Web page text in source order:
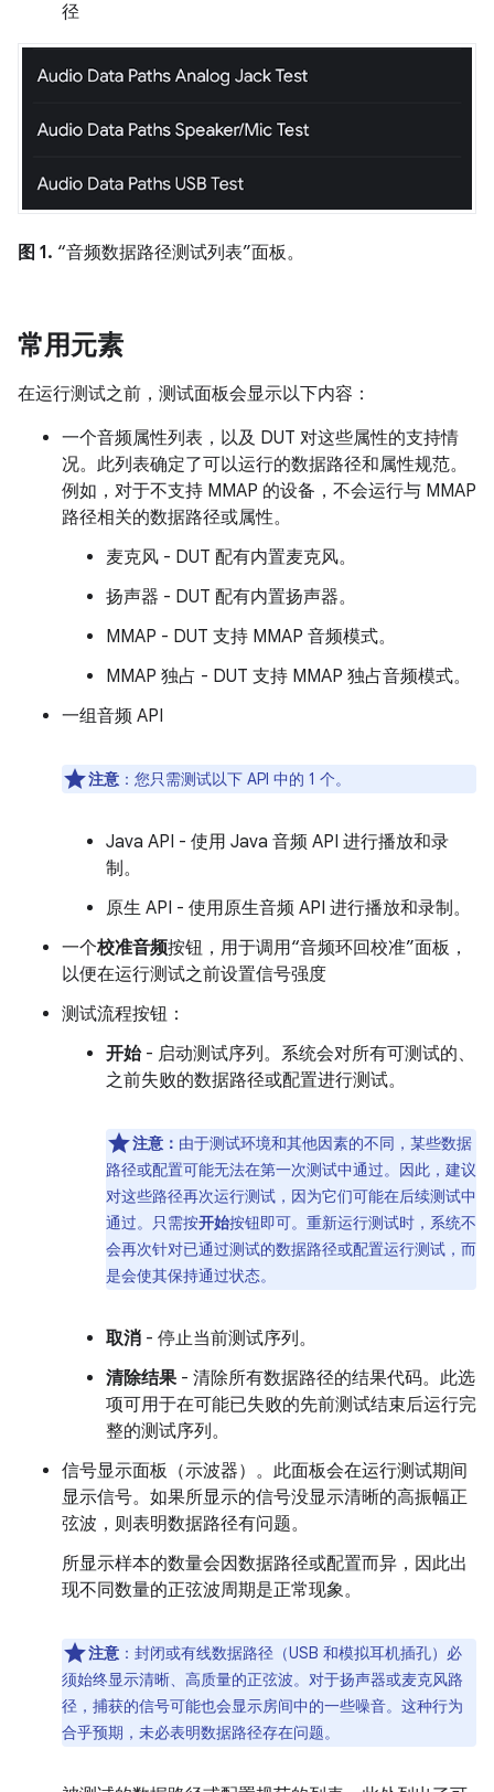
径
图 1. “音频数据路径测试列表”面板。
常用元素
在运行测试之前，测试面板会显示以下内容：
一个音频属性列表，以及 DUT 对这些属性的支持情
况。此列表确定了可以运行的数据路径和属性规范。
例如，对于不支持 MMAP 的设备，不会运行与 MMAP
路径相关的数据路径或属性。
麦克风 - DUT 配有内置麦克风。
扬声器 - DUT 配有内置扬声器。
MMAP - DUT 支持 MMAP 音频模式。
MMAP 独占 - DUT 支持 MMAP 独占音频模式。
一组音频 API
注意 ：您只需测试以下 API 中的 1 个。
Java API - 使用 Java 音频 API 进行播放和录
制。
原生 API - 使用原生音频 API 进行播放和录制。
一个校准音频按钮，用于调用“音频环回校准”面板，
以便在运行测试之前设置信号强度
测试流程按钮：
开始- 启动测试序列。系统会对所有可测试的、
之前失败的数据路径或配置进行测试。
注意： 由于测试环境和其他因素的不同，某些数据
路径或配置可能无法在第一次测试中通过。因此，建议
对这些路径再次运行测试，因为它们可能在后续测试中
通过。只需按开始按钮即可。重新运行测试时，系统不
会再次针对已通过测试的数据路径或配置运行测试，而
是会使其保持通过状态。
取消 - 停止当前测试序列。
清除结果 - 清除所有数据路径的结果代码。此选
项可用于在可能已失败的先前测试结束后运行完
整的测试序列。
信号显示面板（示波器）。此面板会在运行测试期间
显示信号。如果所显示的信号没显示清晰的高振幅正
弦波，则表明数据路径有问题。
所显示样本的数量会因数据路径或配置而异，因此出
现不同数量的正弦波周期是正常现象。
注意 ：封闭或有线数据路径（USB 和模拟耳机插孔）必
须始终显示清晰、高质量的正弦波。对于扬声器或麦克风路
径，捕获的信号可能也会显示房间中的一些噪音。这种行为
合乎预期，未必表明数据路径存在问题。